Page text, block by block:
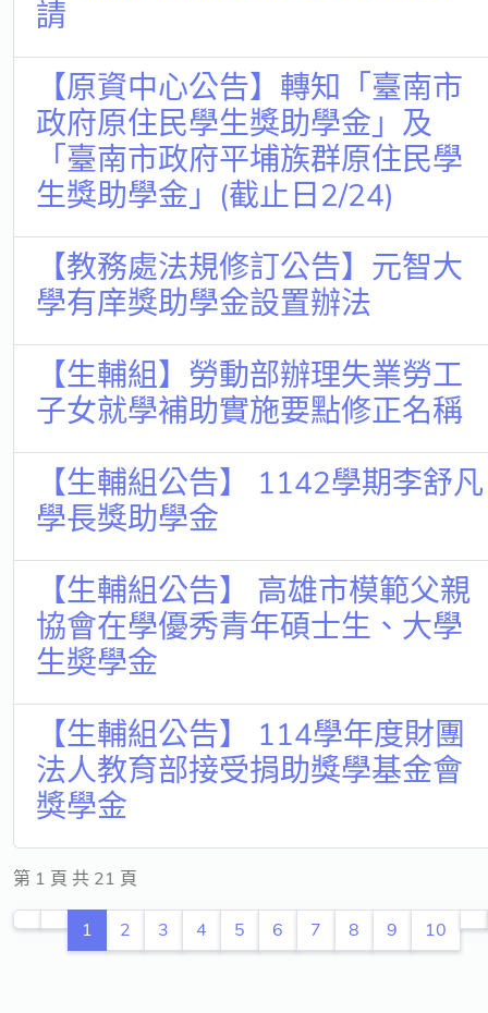
請
【原資中心公告】轉知「臺南市
政府原住民學生獎助學金」及
「臺南市政府平埔族群原住民學
生獎助學金」(截止日2/24)
【教務處法規修訂公告】元智大
學有庠獎助學金設置辦法
【生輔組】勞動部辦理失業勞工
子女就學補助實施要點修正名稱
【生輔組公告】 1142學期李舒凡
學長獎助學金
【生輔組公告】 高雄市模範父親
協會在學優秀青年碩士生、大學
生奬學金
【生輔組公告】 114學年度財團
法人教育部接受捐助獎學基金會
獎學金
第 1 頁 共 21 頁
1 2 3 4 5 6 7 8 9 10